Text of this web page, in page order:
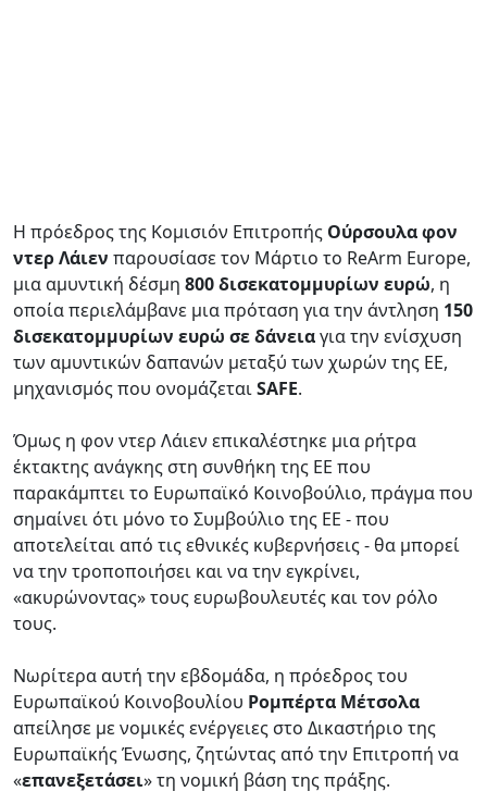
Η πρόεδρος της Κομισιόν Επιτροπής Ούρσουλα φον
ντερ Λάιεν παρουσίασε τον Μάρτιο το ReArm Europe,
μια αμυντική δέσμη 800 δισεκατομμυρίων ευρώ, η
οποία περιελάμβανε μια πρόταση για την άντληση 150
δισεκατομμυρίων ευρώ σε δάνειαγια την ενίσχυση
των αμυντικών δαπανών μεταξύ των χωρών της ΕΕ,
μηχανισμός που ονομάζεταιSAFE.
Όμως η φον ντερ Λάιεν επικαλέστηκε μια ρήτρα
έκτακτης ανάγκης στη συνθήκη της ΕΕ που
παρακάμπτει το Ευρωπαϊκό Κοινοβούλιο, πράγμα που
σημαίνει ότι μόνο το Συμβούλιο της ΕΕ - που
αποτελείται από τις εθνικές κυβερνήσεις - θα μπορεί
να την τροποποιήσει και να την εγκρίνει,
«ακυρώνοντας» τους ευρωβουλευτές και τον ρόλο
τους.
Νωρίτερα αυτή την εβδομάδα, η πρόεδρος του
Ευρωπαϊκού Κοινοβουλίου Ρομπέρτα Μέτσολα
απείλησε με νομικές ενέργειες στο Δικαστήριο της
Ευρωπαϊκής Ένωσης, ζητώντας από την Επιτροπή να
«επανεξετάσει» τη νομική βάση της πράξης.